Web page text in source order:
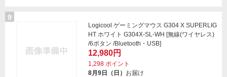
9
Logicool ゲーミングマウス G304 X SUPERLIG
HT ホワイト G304X-SL-WH [無線(ワイヤレス)
/6ボタン /Bluetooth・USB]
12,980円
1,298 ポイント
8月9日（日） お届け